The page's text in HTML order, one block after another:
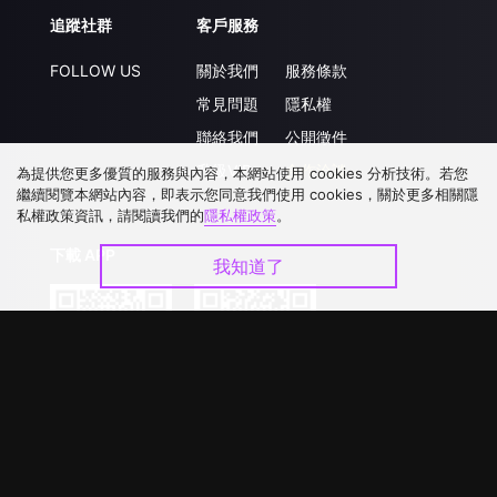
追蹤社群
FOLLOW US
客戶服務
關於我們
常見問題
聯絡我們
升級VIP
服務條款
隱私權
公開徵件
合作洽談
為提供您更多優質的服務與內容，本網站使用 cookies 分析技術。若您
繼續閱覽本網站內容，即表示您同意我們使用 cookies，關於更多相關隱
私權政策資訊，請閱讀我們的隱私權政策。
我知道了